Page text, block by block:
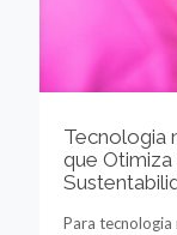
Tecnologia
que
Para tecnologia